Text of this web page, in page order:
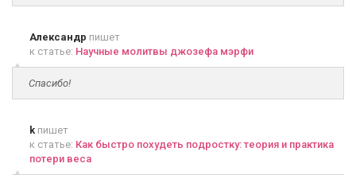
Александр пишет
к статье: Научные молитвы джозефа мэрфи
Спасибо!
k пишет
к статье: Как быстро похудеть подростку: теория и практика
потери веса